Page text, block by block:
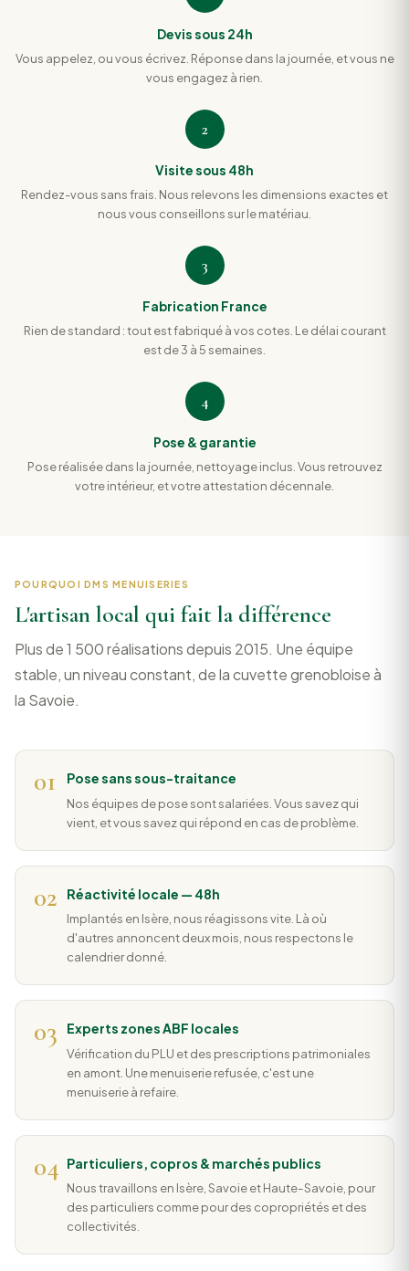
Devis sous 24h
Vous appelez, ou vous écrivez. Réponse dans la journée, et vous ne
vous engagez à rien.
2
Visite sous 48h
Rendez-vous sans frais. Nous relevons les dimensions exactes et
nous vous conseillons sur le matériau.
3
Fabrication France
Rien de standard : tout est fabriqué à vos cotes. Le délai courant
est de 3 à 5 semaines.
4
Pose & garantie
Pose réalisée dans la journée, nettoyage inclus. Vous retrouvez
votre intérieur, et votre attestation décennale.
POURQUOI DMS MENUISERIES
L'artisan local qui fait la différence
Plus de 1 500 réalisations depuis 2015. Une équipe
stable, un niveau constant, de la cuvette grenobloise à
la Savoie.
01
Pose sans sous-traitance
Nos équipes de pose sont salariées. Vous savez qui
vient, et vous savez qui répond en cas de problème.
02
Réactivité locale — 48h
Implantés en Isère, nous réagissons vite. Là où
d'autres annoncent deux mois, nous respectons le
calendrier donné.
03
Experts zones ABF locales
Vérification du PLU et des prescriptions patrimoniales
en amont. Une menuiserie refusée, c'est une
menuiserie à refaire.
04 Particuliers, copros & marchés publics
Nous travaillons en Isère, Savoie et Haute-Savoie, pour
des particuliers comme pour des copropriétés et des
collectivités.